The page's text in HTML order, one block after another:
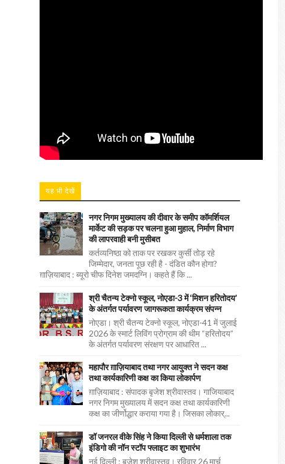
यह भी देखें
नगर निगम मुख्यालय की दीवार के समीप कॉमर्शियल
मार्केट की सड़क पर चलना हुआ मुहाल, निर्माण विभाग
की लापरवाही बनी मुसीबत
कर्तव्यनिष्ठा को ताक पर रखकर कुर्सी तोड़ रहे
जिम्मेदार, जनता पूछ रही है - दंडित कौन होगा?
ग़ाज़ियाबाद : ब्यूरो चीफ दिनेश जमदग्नि। कहते हैं कि ...
श्री चैतन्य टेक्नो स्कूल, नोएडा-3 में ‘मिशन हरितोदय’
के अंतर्गत पर्यावरण जागरूकता कार्यक्रम संपन्न
नोएडा। श्री चैतन्य टेक्नो स्कूल, नोएडा-41 में जुलाई
2026 के स्मार्ट लिविंग प्रोग्राम की थीम “हरितोदय”
के अंतर्गत पर्यावरण संरक्षण पर आधारित ...
महापौर ग़ाज़ियाबाद तथा नगर आयुक्त ने सदन कक्ष
तथा कार्यकारिणी कक्ष का किया लोकार्पण
ग़ाज़ियाबाद : संपादक बृजेश श्रीवास्तव। गाजियाबाद
नगर निगम मुख्यालय में सदन कक्ष तथा कार्यकारिणी
कक्ष का जीर्णोद्धार कराया गया है। जिसका लोकार्...
डॉ जनरल वीके सिंह ने किया दिल्ली से धर्मशाला तक
इंडिगो की नॉन स्टॉप फ्लाइट का शुभारंभ
नई दिल्ली : बृजेश श्रीवास्तव। रविवार 26 मार्च